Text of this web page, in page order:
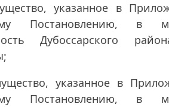
указанное в
Постановлению, в
Дубоссарского
указанное в
Постановлению, в